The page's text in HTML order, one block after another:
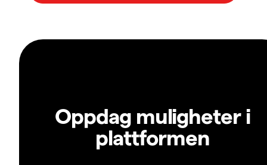
Oppdag muligheter i
plattformen